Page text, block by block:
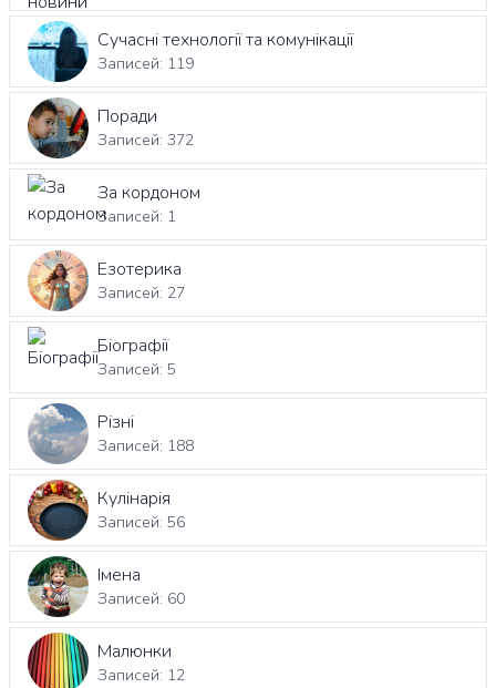
Сучасні технології та комунікації
Записей: 119
Поради
Записей: 372
За кордоном
Записей: 1
Езотерика
Записей: 27
Біографії
Записей: 5
Різні
Записей: 188
Кулінарія
Записей: 56
Імена
Записей: 60
Малюнки
Записей: 12